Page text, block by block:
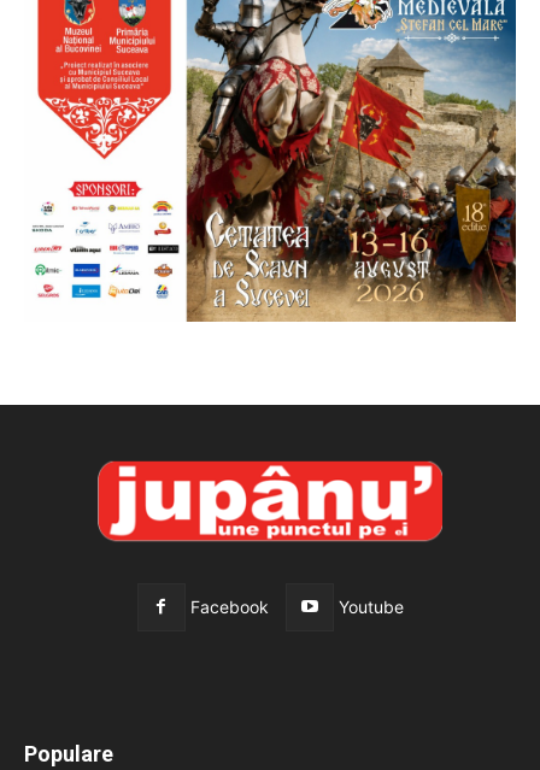
Facebook Youtube
Populare